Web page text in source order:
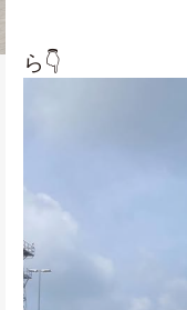
👇さて、
ら👇